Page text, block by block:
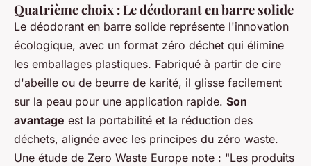
Quatrième choix : Le déodorant en barre solide
Le déodorant en barre solide représente l'innovation
écologique, avec un format zéro déchet qui élimine
les emballages plastiques. Fabriqué à partir de cire
d'abeille ou de beurre de karité, il glisse facilement
sur la peau pour une application rapide. Son
avantage est la portabilité et la réduction des
déchets, alignée avec les principes du zéro waste.
Une étude de Zero Waste Europe note : "Les produits